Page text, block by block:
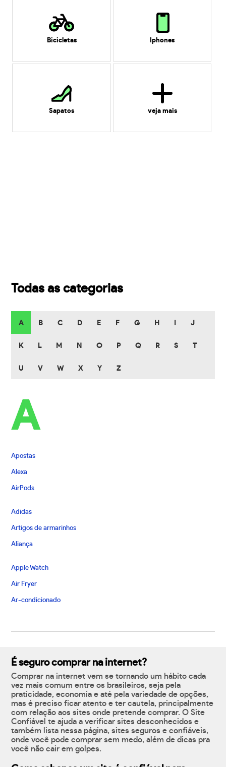
Bicicletas Iphones
Sapatos veja mais
Todas as categorias
A B C D E F G H J
K L M N O P Q R S T
U V W X Y Z
A
Apostas
Alexa
AirPods
Adidas
Artigos de armarinhos
Aliança
Apple Watch
Air Fryer
Ar-condicionado
É seguro comprar na internet?
Comprar na internet vem se tornando um hábito cada
vez mais comum entre os brasileiros, seja pela
praticidade, economia e até pela variedade de opções,
mas é preciso ficar atento e ter cautela, principalmente
com relação aos sites onde pretende comprar. O Site
Confiável te ajuda a verificar sites desconhecidos e
também lista nessa página, sites seguros e confiáveis,
onde você pode comprar sem medo, além de dicas pra
você não cair em golpes.